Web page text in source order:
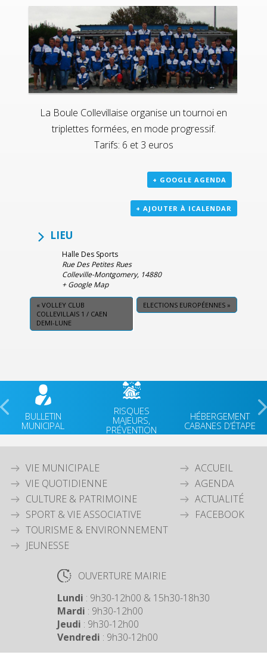
La Boule Collevillaise organise un tournoi en
triplettes formées, en mode progressif.
Tarifs: 6 et 3 euros
+ GOOGLE AGENDA
+ AJOUTER À ICALENDAR
LIEU
Halle Des Sports
Rue Des Petites Rues
Colleville-Montgomery, 14880
+ Google Map
« VOLLEY CLUB
COLLEVILLAIS 1 / CAEN
DEMI-LUNE
ELECTIONS EUROPÉENNES »
BULLETIN
MUNICIPAL
RISQUES
MAJEURS,
PRÉVENTION
HÉBERGEMENT
CABANES D’ÉTAPE
VIE MUNICIPALE
VIE QUOTIDIENNE
CULTURE & PATRIMOINE
SPORT & VIE ASSOCIATIVE
TOURISME & ENVIRONNEMENT
JEUNESSE
ACCUEIL
AGENDA
ACTUALITÉ
FACEBOOK
OUVERTURE MAIRIE
Lundi : 9h30-12h00 & 15h30-18h30
Mardi : 9h30-12h00
Jeudi : 9h30-12h00
Vendredi : 9h30-12h00